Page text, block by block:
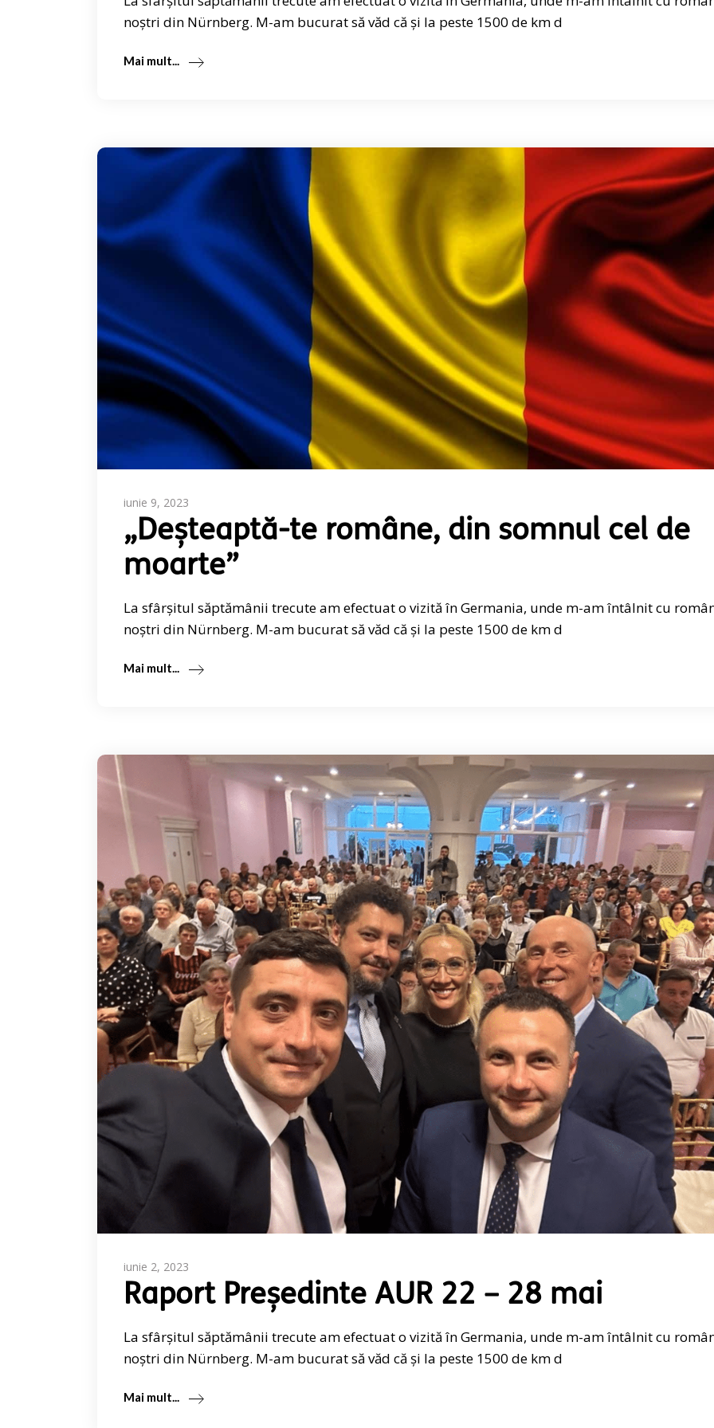
noștri din Nürnberg. M-am bucurat să văd că și la peste 1500 de km d
Mai mult...
iunie 9, 2023
„Deșteaptă-te române, din somnul cel de
moarte”
La sfârșitul săptămânii trecute am efectuat o vizită în Germania, unde m-am întâlnit cu
noștri din Nürnberg. M-am bucurat să văd că și la peste 1500 de km d
Mai mult...
iunie 2, 2023
Raport Președinte AUR 22 – 28 mai
La sfârșitul săptămânii trecute am efectuat o vizită în Germania, unde m-am întâlnit cu
noștri din Nürnberg. M-am bucurat să văd că și la peste 1500 de km d
Mai mult...